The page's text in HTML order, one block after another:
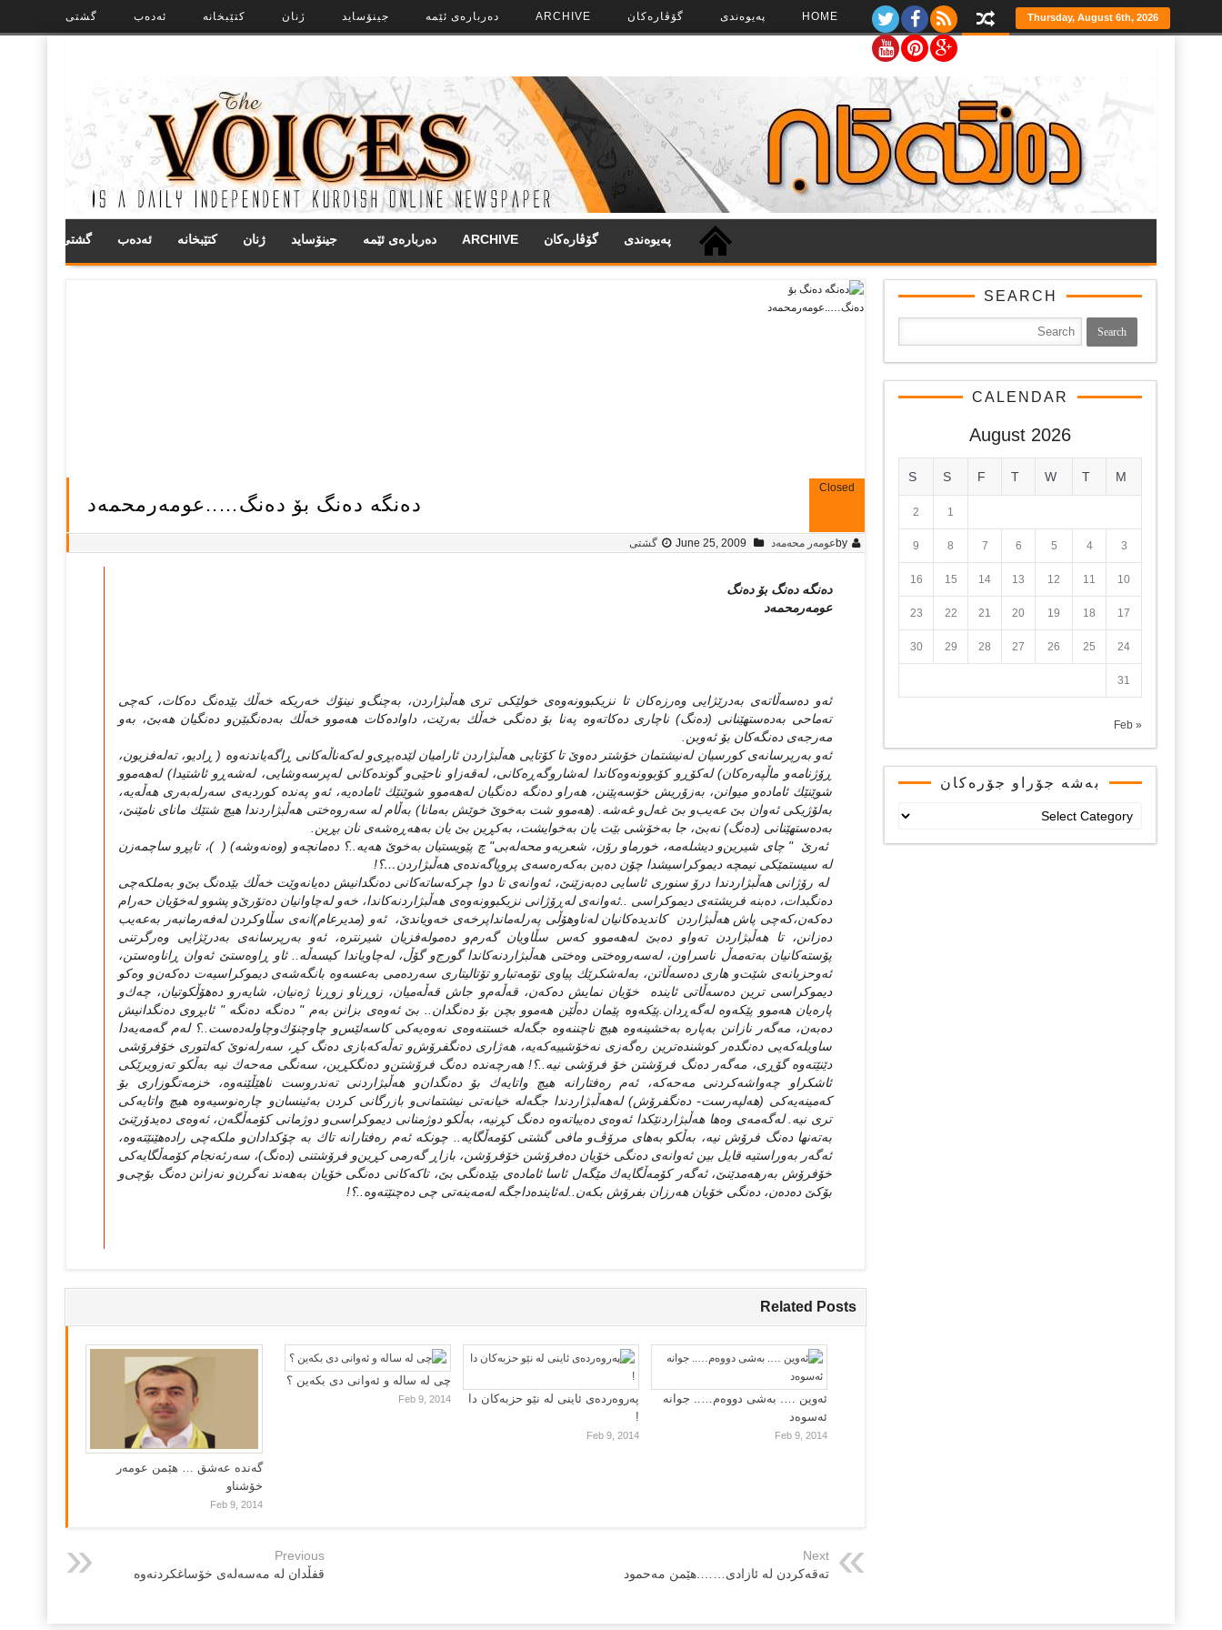
گشتی ئەدەب کتێبخانە ژنان جینۆساید ده‌رباره‌ی ئێمه ARCHIVE گۆڤاره‌کان په‌‌یوه‌ندی HOME Thursday, August 6th, 2026
گشتی ئەدەب کتێبخانە ژنان جینۆساید ده‌رباره‌ی ئێمه ARCHIVE گۆڤاره‌کان په‌‌یوه‌ندی
ده‌نگه‌ ده‌نگ بۆ ده‌نگ…..عومه‌رمحمه‌د
Closed
byعومه‌ر محەمەد June 25, 2009 گشتی
ده‌نگه‌ ده‌نگ بۆ ده‌نگ
عومه‌رمحمه‌د
ئه‌و ده‌سه‌ڵاته‌ی‌ به‌درێژایی‌ وه‌رزه‌كان تا نزیكبوونه‌وه‌ی‌ خولێكی‌ تری‌ هه‌ڵبژاردن، به‌چنگ‌و نینۆك خه‌ریكه‌ خه‌ڵك بێده‌نگ ده‌كات، كه‌چی‌
ته‌ماحی‌ به‌ده‌ستهێنانی‌ (ده‌نگ) ناچاری‌ ده‌كاته‌وه‌ په‌نا بۆ ده‌نگی‌ خه‌ڵك به‌رێت، داواده‌كات هه‌موو خه‌ڵك به‌ده‌نگبێن‌و ده‌نگیان هه‌بێ‌، به‌و
مه‌رجه‌ی‌ ده‌نگه‌كان بۆ ئه‌وبن.
ئه‌و به‌رپرسانه‌ی‌ كورسیان له‌نیشتمان خۆشتر ده‌وێ‌ تا كۆتایی‌ هه‌ڵبژاردن ئارامیان لێده‌بڕی‌‌و له‌كه‌ناڵه‌كانی‌ ڕاگه‌یاندنه‌وه‌ ( ڕادیو، ته‌له‌فزیون،
ڕۆژنامه‌و ماڵپه‌ره‌كان) له‌كۆڕو كۆبوونه‌وه‌كاندا له‌شار‌وگه‌ڕه‌كانی‌، له‌قه‌زاو ناحێی‌‌و گونده‌كانی‌ له‌پرسه‌وشایی‌، له‌شه‌ڕو ئاشتیدا) له‌هه‌موو
شوێنێك ئاماده‌و میوانن، به‌زۆریش خۆسه‌پێنن، هه‌راو ده‌نگه‌ ده‌نگیان له‌هه‌موو شوێنێك ئاماده‌یه‌، ئه‌و په‌نده‌ كوردیه‌ی‌ سه‌رله‌به‌ری‌ هه‌ڵه‌یه‌،
به‌لۆژیكی‌ ئه‌وان بێ‌ عه‌یب‌و بێ‌ غه‌ل‌و غه‌شه‌. (هه‌موو شت به‌خوێ‌ خوێش به‌مانا) به‌ڵام له‌ سه‌روه‌ختی‌ هه‌ڵبژاردندا هیچ شتێك مانای‌ نامێنێ‌،
به‌ده‌ستهێنانی‌ (ده‌نگ) نه‌بێ‌، جا به‌خۆشی‌ بێت یان به‌خوایشت، به‌كڕین بێ‌ یان به‌هه‌ڕه‌شه‌ی‌ نان بڕین.
ئه‌رێ‌ " چای‌ شیرین‌و دیشله‌مه‌، خورما‌و رۆن، شعریه‌و محه‌له‌بی‌" چ پێویستیان به‌خوێ‌ هه‌یه‌..؟ ده‌مانچه‌و (وه‌نه‌وشه‌) ( )، تاپڕ‌و ساچمه‌زن
له‌ سیستمێكی‌ نیمچه‌ دیموكراسیشدا چۆن ده‌بن به‌كه‌ره‌سه‌ی‌ پروپاگه‌نده‌ی‌ هه‌ڵبژاردن…؟!
له‌ رۆژانی‌ هه‌ڵبژاردندا درۆ سنوری‌ ئاسایی‌ ده‌به‌زێنێ‌، ئه‌وانه‌ی‌ تا دوا چركه‌ساته‌كانی‌ ده‌نگدانیش ده‌یانه‌وێت خه‌ڵك بێده‌نگ بێ‌‌و به‌ملكه‌چی‌
ده‌نگبدات، ده‌بنه‌ فریشته‌ی‌ دیموكراسی‌ ..ئه‌وانه‌ی‌ له‌ڕۆژانی‌ نزیكبوونه‌وه‌ی‌ هه‌ڵبژاردنه‌كاندا، خه‌و له‌چاوانیان ده‌تۆرێ‌‌و پشوو له‌خۆیان حه‌رام
ده‌كه‌ن،كه‌چی‌ پاش هه‌ڵبژاردن كاندیده‌كانیان له‌ناوهۆڵی‌ په‌رله‌مانداپرخه‌ی‌ خه‌ویاندێ‌، ئه‌و (مدیرعام)انه‌ی‌ سڵاوكردن له‌فه‌رمانبه‌ر به‌عه‌یب
ده‌زانن، تا هه‌ڵبژاردن ته‌واو ده‌بێ‌ له‌هه‌موو كه‌س سڵاویان گه‌رم‌و ده‌موله‌فزیان شیرنتره‌، ئه‌و به‌رپرسانه‌ی‌ به‌درێژایی‌ وه‌رگرتنی‌
پۆسته‌كانیان به‌ته‌مه‌ڵ ناسراون، له‌سه‌روه‌ختی‌ وه‌ختی‌ هه‌ڵبژاردنه‌كاندا گورج‌و گۆڵ، له‌چاویاندا كیسه‌ڵه‌.. ئاو ڕاوه‌ستێ‌ ئه‌وان ڕاناوه‌ستن،
ئه‌وحزبانه‌ی‌ شێت‌و هاری‌ ده‌سه‌ڵاتن، به‌له‌شكرێك پیاوی‌ تۆمه‌تبار‌و تۆتالیتاری‌ سه‌رده‌می‌ به‌عسه‌وه‌ بانگه‌شه‌ی‌ دیموكراسیه‌ت ده‌كه‌ن‌و وه‌كو
دیموكراسی‌ ترین ده‌سه‌ڵاتی‌ ئاینده‌ خۆیان نمایش ده‌كه‌ن، قه‌ڵه‌م‌و جاش قه‌ڵه‌میان، زوڕناو زوڕنا ژه‌نیان، شایه‌ر‌و ده‌هۆڵكوتیان، چه‌ك‌و
پاره‌یان هه‌موو پێكه‌وه‌ له‌گه‌ڕدان.پێكه‌وه‌ پێمان ده‌ڵێن هه‌موو بچن بۆ ده‌نگدان.. بێ‌ ئه‌وه‌ی‌ بزانن به‌م " ده‌نگه‌ ده‌نگه‌ " ئابڕوی‌ ده‌نگدانیش
ده‌به‌ن، مه‌گه‌ر نازانن به‌پاره‌ به‌خشینه‌وه‌ هیچ ناچننه‌وه‌ جگه‌له‌ خستنه‌وه‌ی‌ نه‌وه‌یه‌كی‌ كاسه‌لێس‌و چاوچنۆك‌وچاوله‌ده‌ست..؟ له‌م گه‌مه‌یه‌دا
ساویله‌كه‌یی‌ ده‌نگده‌ر كوشنده‌ترین ره‌گه‌زی‌ نه‌خۆشییه‌كه‌یه‌، هه‌ژاری‌ ده‌نگفرۆش‌و ته‌ڵه‌كه‌بازی‌ ده‌نگ كڕ، سه‌رله‌نوێ‌ كه‌لتوری‌ خۆفرۆشی‌
دێنێته‌وه‌ گۆڕی‌، مه‌گه‌ر ده‌نگ فرۆشتن خۆ فرۆشی‌ نیه‌..؟! هه‌رچه‌نده‌ ده‌نگ فرۆشتن‌و ده‌نگكڕین، سه‌نگی‌ مه‌حه‌ك نیه‌ به‌ڵكو ته‌زویرێكی‌
ئاشكراو چه‌واشه‌كردنی‌ مه‌حه‌كه‌، ئه‌م ره‌فتارانه‌ هیچ واتایه‌ك بۆ ده‌نگدان‌و هه‌ڵبژاردنی‌ ته‌ندروست ناهێڵێنه‌وه‌، خزمه‌تگوزاری‌ بۆ
كه‌مینه‌یه‌كی‌ (هه‌لپه‌رست- ده‌نگفرۆش) له‌هه‌ڵبژاردندا جگه‌له‌ خیانه‌تی‌ نیشتمانی‌‌و بازرگانی‌ كردن به‌ئینسان‌و چاره‌نوسیه‌وه‌ هیچ واتایه‌كی‌
تری‌ نیه‌. له‌گه‌مه‌ی‌ وه‌ها هه‌ڵبژاردنێكدا ئه‌وه‌ی‌ ده‌یباته‌وه‌ ده‌نگ كڕنیه‌، به‌ڵكو دوژمنانی‌ دیموكراسی‌‌و دوژمانی‌ كۆمه‌ڵگه‌ن، ئه‌وه‌ی‌ ده‌یدۆرێنێ‌
به‌ته‌نها ده‌نگ فرۆش نیه‌، به‌ڵكو به‌های‌ مرۆڤ‌و مافی‌ گشتی‌ كۆمه‌ڵگایه‌.. چونكه‌ ئه‌م ره‌فتارانه‌ تاك به‌ چۆكدادان‌و ملكه‌چی‌ راده‌هێنێته‌وه‌،
ئه‌گه‌ر به‌وراستیه‌ قایل بین ئه‌وانه‌ی‌ ده‌نگی‌ خۆیان ده‌فرۆشن خۆفرۆشن، بازاڕ گه‌رمی‌ كڕین‌و فرۆشتنی‌ (ده‌نگ)، سه‌رئه‌نجام كۆمه‌ڵگایه‌كی‌
خۆفرۆش به‌رهه‌مدێنێ‌، ئه‌گه‌ر كۆمه‌ڵگایه‌ك مێگه‌ل ئاسا ئاماده‌ی‌ بێده‌نگی‌ بێ‌، تاكه‌كانی‌ ده‌نگی‌ خۆیان به‌هه‌ند نه‌گرن‌و نه‌زانن ده‌نگ بۆچی‌‌و
بۆكێ‌ ده‌ده‌ن، ده‌نگی‌ خۆیان هه‌رزان بفرۆش بكه‌ن..له‌ئاینده‌داجگه‌ له‌مه‌ینه‌تی‌ چی‌ ده‌چنێته‌وه‌..؟!
Related Posts
گه‌نده‌ عه‌شق … هێمن عومه‌ر
خۆشناو
Feb 9, 2014
چی لە سالە و ئەوانی دی بكەین ؟
Feb 9, 2014
پەروەردەی ئاینی لە نێو حزبەکان دا
!
Feb 9, 2014
ئەوین …. بەشی دووەم….. جوانە
ئەسوەد
Feb 9, 2014
Previous
قفڵدان له‌ مه‌سه‌له‌ی خۆساغكردنه‌وه‌
Next
ته‌قه‌كردن له‌ ئازادی…….هێمن مه‌حمود
SEARCH
CALENDAR
August 2026
M
T
W
T
F
S
S
1
2
3
4
5
6
7
8
9
10
11
12
13
14
15
16
17
18
19
20
21
22
23
24
25
26
27
28
29
30
31
« Feb
بەشە جۆراو جۆرەکان
جۆرەکان